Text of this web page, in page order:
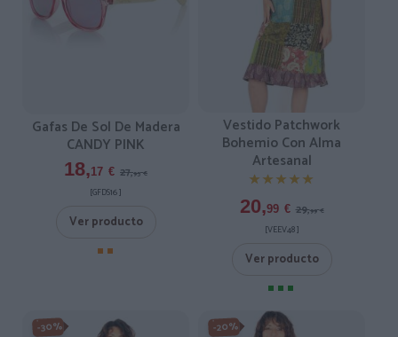
Gafas De Sol De Madera
CANDY PINK
18,17 € 27,95 €
[GFDS16 ]
Ver producto
Vestido Patchwork
Bohemio Con Alma
Artesanal
★★★★★
★★★★★
20,99 € 29,99 €
[VEEV48 ]
Ver producto
-30% -20%